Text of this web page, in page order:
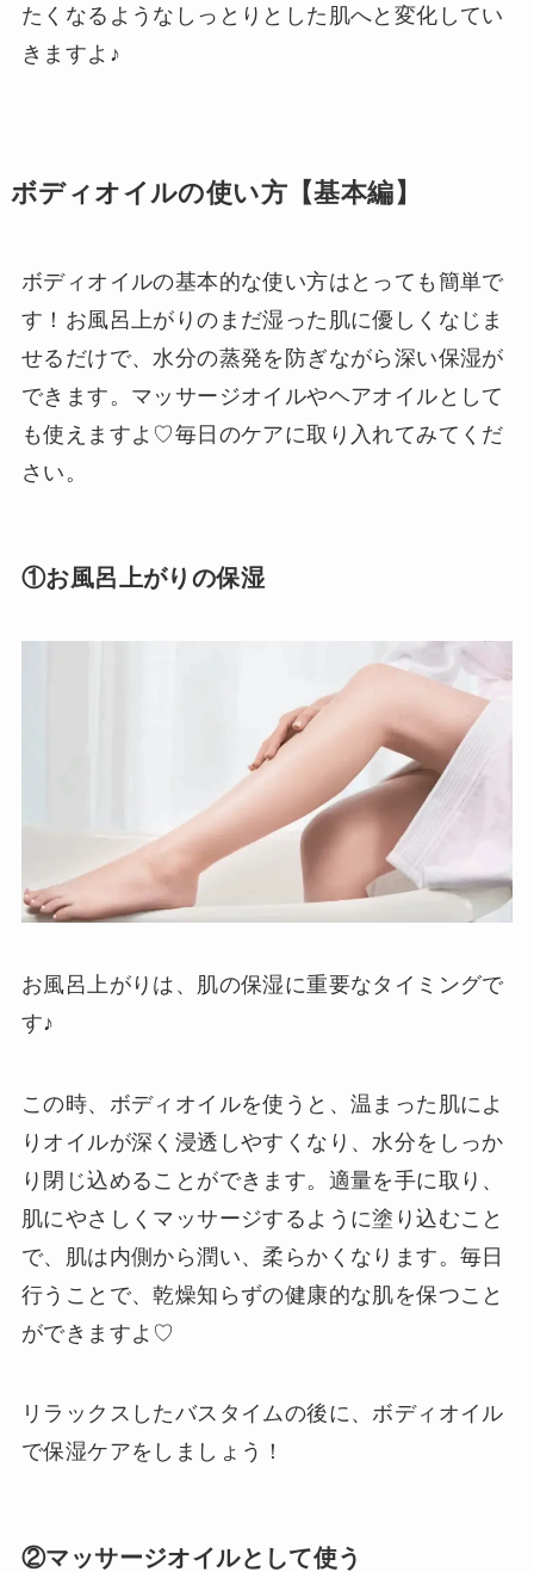
たくなるようなしっとりとした肌へと変化してい
きますよ♪
ボディオイルの使い方【基本編】
ボディオイルの基本的な使い方はとっても簡単で
す！お風呂上がりのまだ湿った肌に優しくなじま
せるだけで、水分の蒸発を防ぎながら深い保湿が
できます。マッサージオイルやヘアオイルとして
も使えますよ♡毎日のケアに取り入れてみてくだ
さい。
①お風呂上がりの保湿
お風呂上がりは、肌の保湿に重要なタイミングで
す♪
この時、ボディオイルを使うと、温まった肌によ
りオイルが深く浸透しやすくなり、水分をしっか
り閉じ込めることができます。適量を手に取り、
肌にやさしくマッサージするように塗り込むこと
で、肌は内側から潤い、柔らかくなります。毎日
行うことで、乾燥知らずの健康的な肌を保つこと
ができますよ♡
リラックスしたバスタイムの後に、ボディオイル
で保湿ケアをしましょう！
②マッサージオイルとして使う